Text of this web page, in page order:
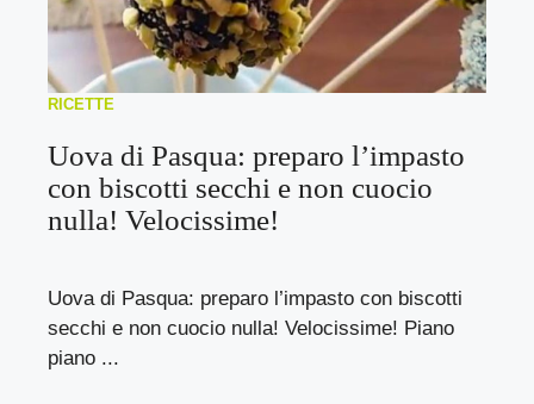
RICETTE
Uova di Pasqua: preparo l’impasto
con biscotti secchi e non cuocio
nulla! Velocissime!
Uova di Pasqua: preparo l’impasto con biscotti
secchi e non cuocio nulla! Velocissime! Piano
piano ...